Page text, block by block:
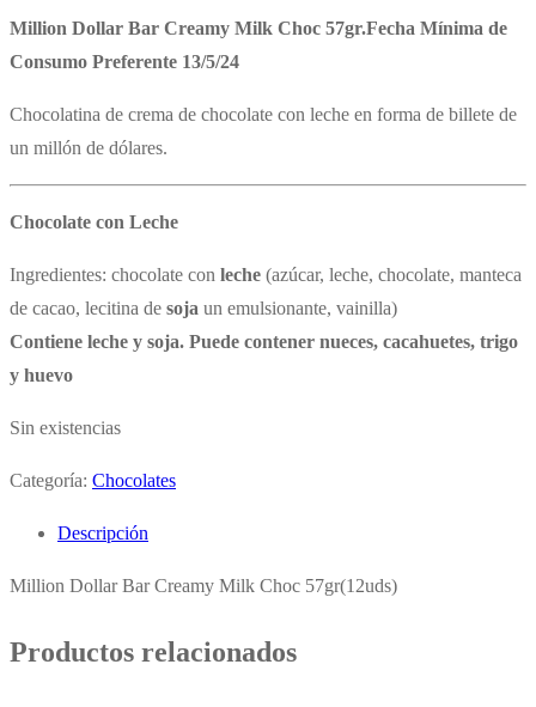
Million Dollar Bar Creamy Milk Choc 57gr.Fecha Mínima de
Consumo Preferente 13/5/24
Chocolatina de crema de chocolate con leche en forma de billete de
un millón de dólares.
Chocolate con Leche
Ingredientes: chocolate con leche (azúcar, leche, chocolate, manteca
de cacao, lecitina de soja un emulsionante, vainilla)
Contiene leche y soja. Puede contener nueces, cacahuetes, trigo
y huevo
Sin existencias
Categoría: Chocolates
Descripción
Million Dollar Bar Creamy Milk Choc 57gr(12uds)
Productos relacionados